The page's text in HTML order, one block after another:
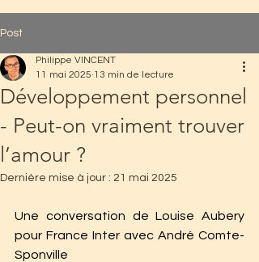
Post
Développement personnel
- Peut-on vraiment trouver
l’amour ?
Philippe VINCENT
11 mai 2025 13 min de lecture
Dernière mise à jour : 21 mai 2025
Une conversation de Louise Aubery
pour France Inter avec André Comte-
Sponville